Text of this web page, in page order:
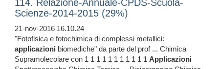
114. Relazione-Annuale-CPDS-Scuola-
Scienze-2014-2015 (29%)
21-nov-2016 16.10.24
"Fotofisica e fotochimica di complessi metallici:
applicazioni biomediche" da parte del prof ... Chimica
Supramolecolare con 1 1 1 1 1 1 1 1 1 1 1 Applicazioni